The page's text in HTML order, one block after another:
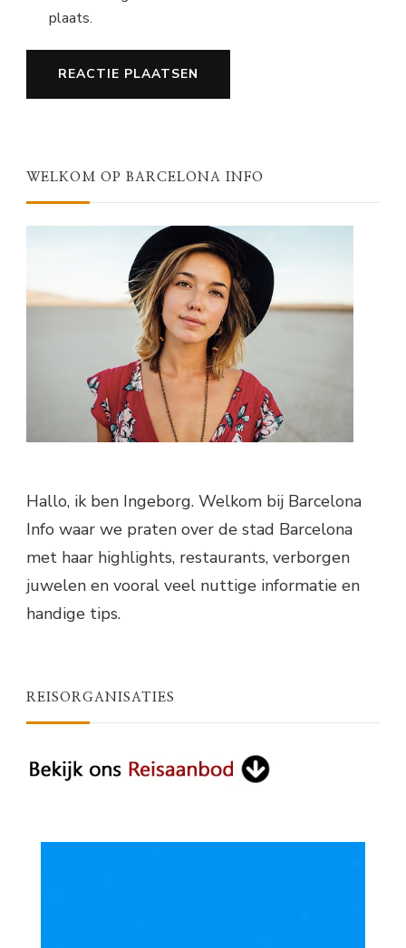
plaats.
WELKOM OP BARCELONA INFO
Hallo, ik ben Ingeborg. Welkom bij Barcelona
Info waar we praten over de stad Barcelona
met haar highlights, restaurants, verborgen
juwelen en vooral veel nuttige informatie en
handige tips.
REISORGANISATIES